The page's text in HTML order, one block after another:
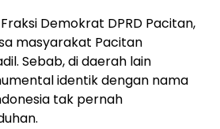
Demokrat DPRD Pacitan,
masyarakat Pacitan
Sebab, di daerah lain
identik dengan nama
tak pernah